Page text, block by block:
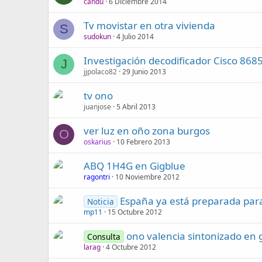
S Tv movistar en otra vivienda
sudokun 4 Julio 2014
J Investigación decodificador Cisco 8685
jjpolaco82 29 Junio 2013
tv ono
juanjose 5 Abril 2013
O ver luz en oño zona burgos
oskarius 10 Febrero 2013
ABQ 1H4G en Gigblue
ragontri 10 Noviembre 2012
Noticia España ya está preparada
mp11 15 Octubre 2012
Consulta ono valencia sintonizado en
larag 4 Octubre 2012